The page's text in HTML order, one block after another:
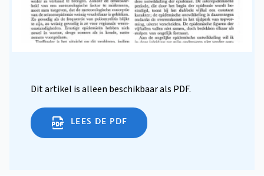
Dit artikel is alleen beschikbaar als PDF.
LEES DE PDF